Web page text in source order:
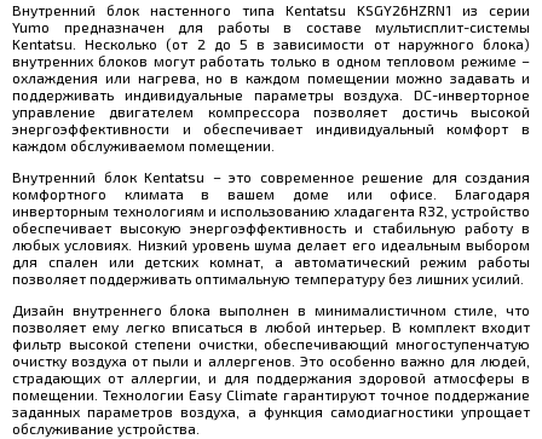
Внутренний блок настенного типа Kentatsu KSGY26HZRN1 из серии
Yumo предназначен для работы в составе мультисплит-системы
Kentatsu. Несколько (от 2 до 5 в зависимости от наружного блока)
внутренних блоков могут работать только в одном тепловом режиме –
охлаждения или нагрева, но в каждом помещении можно задавать и
поддерживать индивидуальные параметры воздуха. DC-инверторное
управление двигателем компрессора позволяет достичь высокой
энергоэффективности и обеспечивает индивидуальный комфорт в
каждом обслуживаемом помещении.
Внутренний блок Kentatsu – это современное решение для создания
комфортного климата в вашем доме или офисе. Благодаря
инверторным технологиям и использованию хладагента R32, устройство
обеспечивает высокую энергоэффективность и стабильную работу в
любых условиях. Низкий уровень шума делает его идеальным выбором
для спален или детских комнат, а автоматический режим работы
позволяет поддерживать оптимальную температуру без лишних усилий.
Дизайн внутреннего блока выполнен в минималистичном стиле, что
позволяет ему легко вписаться в любой интерьер. В комплект входит
фильтр высокой степени очистки, обеспечивающий многоступенчатую
очистку воздуха от пыли и аллергенов. Это особенно важно для людей,
страдающих от аллергии, и для поддержания здоровой атмосферы в
помещении. Технологии Easy Climate гарантируют точное поддержание
заданных параметров воздуха, а функция самодиагностики упрощает
обслуживание устройства.